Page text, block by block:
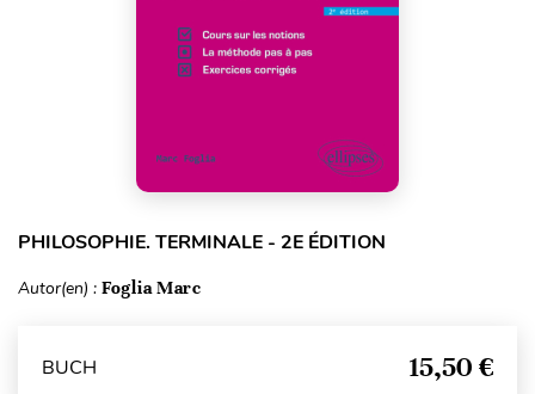
PHILOSOPHIE. TERMINALE - 2E ÉDITION
Autor(en) : Foglia Marc
BUCH 15,50 €